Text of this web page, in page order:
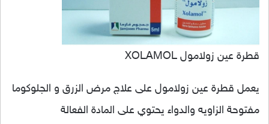
قطرة عين زولامول XOLAMOL
يعمل قطرة عين زولامول على علاج مرض الزرق و الجلوكوما
مفتوحة الزاويه والدواء يحتوي على المادة الفعالة